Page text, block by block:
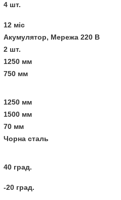
4 шт.
12 міс
Акумулятор, Мережа 220 В
2 шт.
1250 мм
750 мм
1250 мм
1500 мм
70 мм
Чорна сталь
40 град.
-20 град.